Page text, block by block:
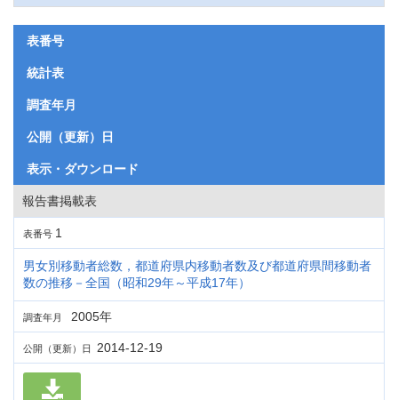
表番号
統計表
調査年月
公開（更新）日
表示・ダウンロード
報告書掲載表
表番号 1
男女別移動者総数，都道府県内移動者数及び都道府県間移動者
数の推移－全国（昭和29年～平成17年）
調査年月 2005年
公開（更新）日 2014-12-19